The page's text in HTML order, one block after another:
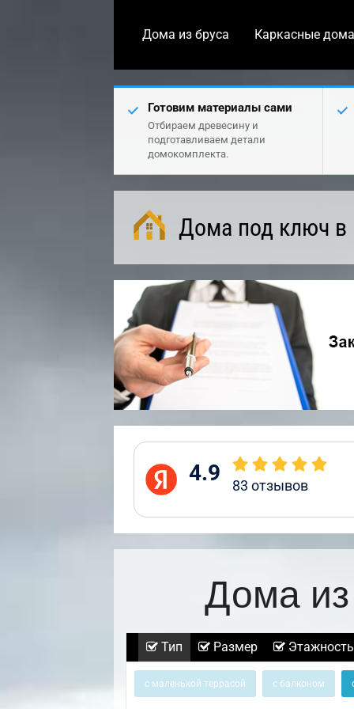
Дома из бруса Каркасные дома
Готовим материалы сами
Отбираем древесину и
подготавливаем детали
домокомплекта.
Дома под ключ в
4.9 83 отзывов
Дома
Тип Размер Этажность
с маленькой террасой с балконом